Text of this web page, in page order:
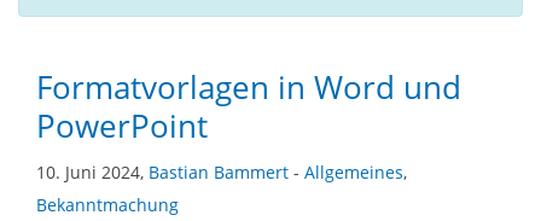
Formatvorlagen in Word und
PowerPoint
10. Juni 2024, Bastian Bammert - Allgemeines,
Bekanntmachung